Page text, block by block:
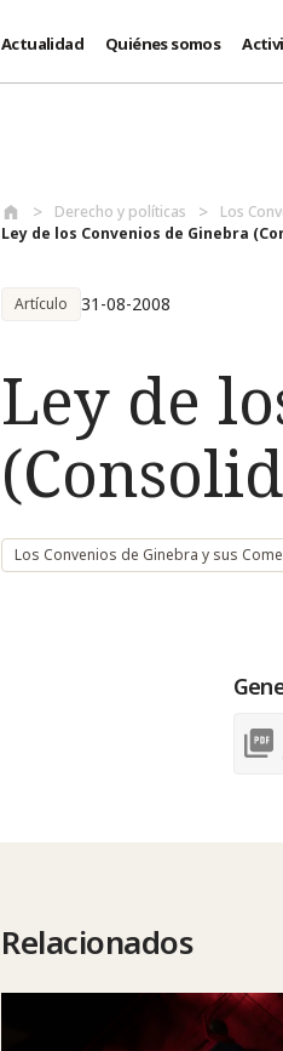
Actualidad Quiénes somos
Derecho y políticas Los
Ley de los Convenios de Ginebra
Artículo 31-08-2008
Ley de
Los Convenios de Ginebra y sus
Relacionados